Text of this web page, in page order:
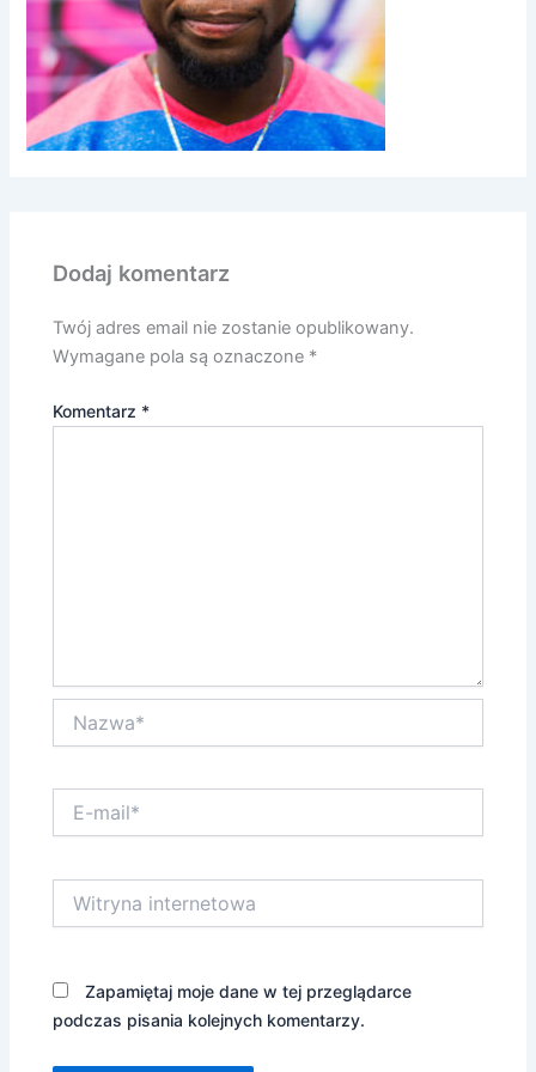
Dodaj komentarz
Twój adres email nie zostanie opublikowany.
Wymagane pola są oznaczone *
Komentarz *
mail*
internetowa
Zapamiętaj moje dane w tej przeglądarce
podczas pisania kolejnych komentarzy.